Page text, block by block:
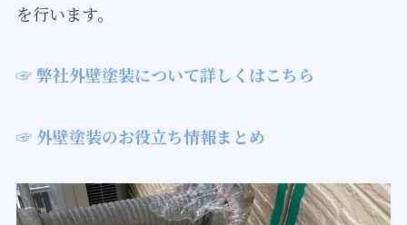
を行います。
☞ 弊社外壁塗装について詳しくはこちら
☞ 外壁塗装のお役立ち情報まとめ